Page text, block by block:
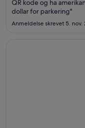
QR kode og ha
dollar for parkering"
Anmeldelse skrevet 5. nov.